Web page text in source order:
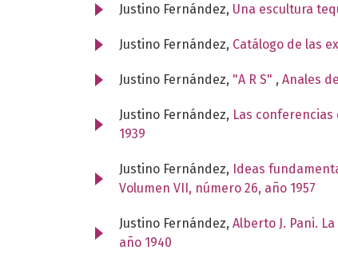
Justino Fernández, Una escultura
Justino Fernández, Catálogo de las
Justino Fernández, "A R S" , Anales
Justino Fernández, Las
1939
Justino Fernández, Ideas
Volumen VII, número 26, año 1957
Justino Fernández, Alberto J. Pani.
año 1940